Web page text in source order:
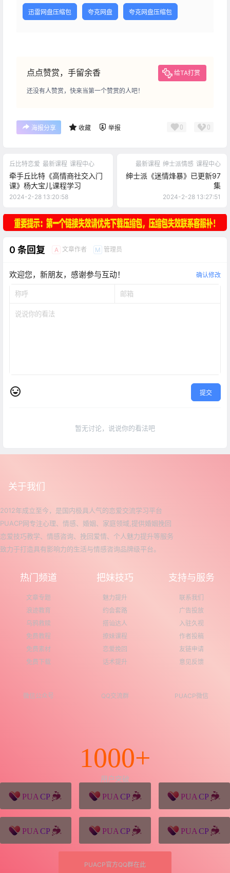
迅雷网盘压缩包 夸克网盘 夸克网盘压缩包
点点赞赏，手留余香 给TA打赏
还没有人赞赏，快来当第一个赞赏的人吧！
海报分享 收藏 举报 0 0
丘比特恋爱 最新课程 课程中心
牵手丘比特《高情商社交入门
课》杨大宝儿课程学习
2024-2-28 13:20:58
最新课程 绅士派情感 课程中心
绅士派《迷情烽暴》已更新97
集
2024-2-28 13:27:51
0 条回复 A 文章作者 M 管理员
欢迎您，新朋友，感谢参与互动！ 确认修改
提交
暂无讨论，说说你的看法吧
关于我们
2012年成立至今，是国内极具人气的恋爱交流学习平台
PUACP网专注心理、情感、婚姻、家庭领域,提供婚姻挽回
恋爱技巧教学、情感咨询、挽回爱情、个人魅力提升等服务
致力于打造具有影响力的生活与情感咨询品牌级平台。
热门频道
文章专题
浪迹教育
乌鸦救赎
免费教程
免费素材
免费下载
把妹技巧
魅力提升
约会套路
搭讪达人
撩妹课程
恋爱挽回
话术提升
支持与服务
联系我们
广告投放
入驻久视
作者投稿
友链申请
意见反馈
微信公众号 QQ交流群 PUACP微信
1000+
用户突破
猪八戒源码 win10系统下载 独秀青年
XD学习网
一颗赛艇资源网
PUACP官方QQ群在此